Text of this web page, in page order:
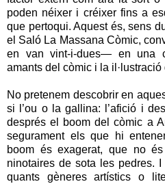
poden néixer i créixer fins a
que pertoqui. Aquest és, sens
el Saló La Massana Còmic,
en van vint-i-dues— en una
amants del còmic i la
No pretenem descobrir en
si l’ou o la gallina: l’afició i
després el boom del còmic a
segurament els que hi
boom és exagerat, que no
ninotaires de sota les pedres.
quants gèneres artístics o